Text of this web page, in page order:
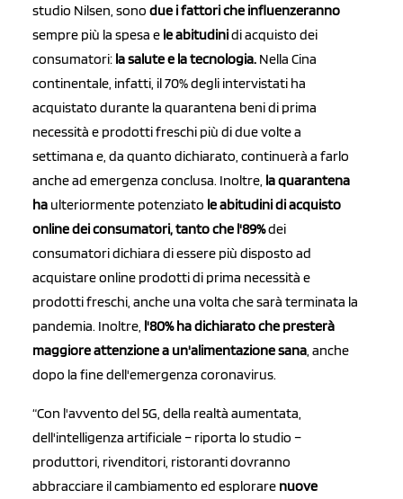
studio Nilsen, sono due i fattori che influenzeranno
sempre più la spesa e le abitudinidi acquisto dei
consumatori: la salute e la tecnologia. Nella Cina
continentale, infatti, il 70% degli intervistati ha
acquistato durante la quarantena beni di prima
necessità e prodotti freschi più di due volte a
settimana e, da quanto dichiarato, continuerà a farlo
anche ad emergenza conclusa. Inoltre, la quarantena
ha ulteriormente potenziato le abitudini di acquisto
online dei consumatori, tanto che l'89%dei
consumatori dichiara di essere più disposto ad
acquistare online prodotti di prima necessità e
prodotti freschi, anche una volta che sarà terminata la
pandemia. Inoltre, l'80% ha dichiarato che presterà
maggiore attenzione a un'alimentazione sana, anche
dopo la fine dell'emergenza coronavirus.
“Con l'avvento del 5G, della realtà aumentata,
dell'intelligenza artificiale – riporta lo studio –
produttori, rivenditori, ristoranti dovranno
abbracciare il cambiamento ed esplorare nuove